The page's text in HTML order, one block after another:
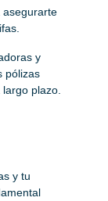
asegurarte
y
pólizas
plazo.
y tu